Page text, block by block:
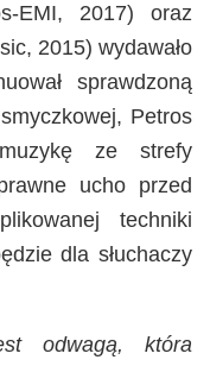
EMI, 2017) oraz
2015) wydawało
sprawdzoną
Petros
ze strefy
ucho przed
techniki
dla słuchaczy
odwagą, która